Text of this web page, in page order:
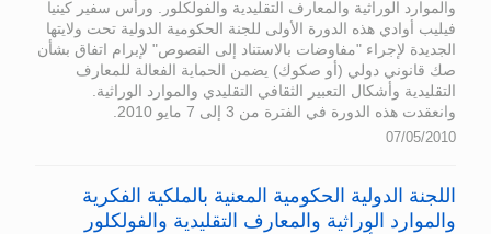
والموارد الوراثية والمعارف التقليدية والفولكلور. ورأس سفير كينيا
فيليب أوادي هذه الدورة الأولى للجنة الحكومية الدولية تحت ولايتها
الجديدة لإجراء "مفاوضات بالاستناد إلى النصوص" لإبرام اتفاق بشأن
صك قانوني دولي (أو صكوك) يضمن الحماية الفعالة للمعارف
التقليدية وأشكال التعبير الثقافي التقليدي والموارد الوراثية.
وانعقدت هذه الدورة في الفترة من 3 إلى 7 مايو 2010.
07/05/2010
اللجنة الدولية الحكومية المعنية بالملكية الفكرية
والموارد الوراثية والمعارف التقليدية والفولكلور